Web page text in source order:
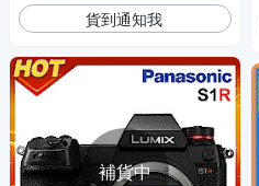
貨到通知我
補貨中